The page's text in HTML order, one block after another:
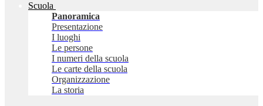
Scuola
Panoramica
Presentazione
I luoghi
Le persone
I numeri della scuola
Le carte della scuola
Organizzazione
La storia